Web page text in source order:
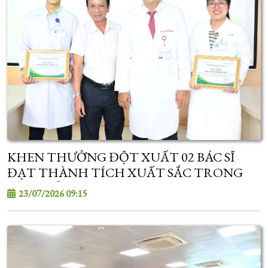
KHEN THƯỞNG ĐỘT XUẤT 02 BÁC SĨ
ĐẠT THÀNH TÍCH XUẤT SẮC TRONG
KỲ TUYỂN SINH SAU ĐẠI HỌC
23/07/2026 09:15